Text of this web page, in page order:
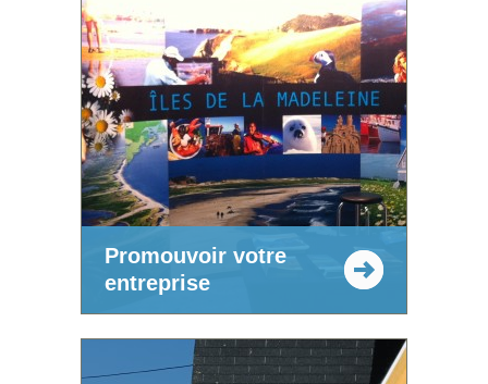
Promouvoir votre
entreprise